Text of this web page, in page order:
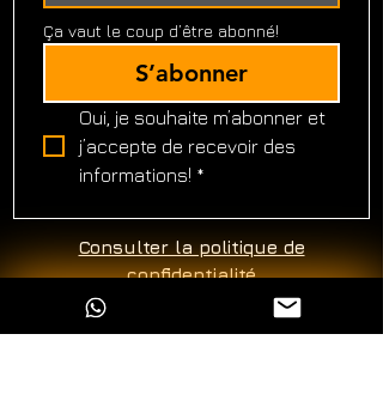
Ça vaut le coup d’être abonné!
S’abonner
Oui, je souhaite m’abonner et
j’accepte de recevoir des
informations! *
Consulter la politique de
confidentialité